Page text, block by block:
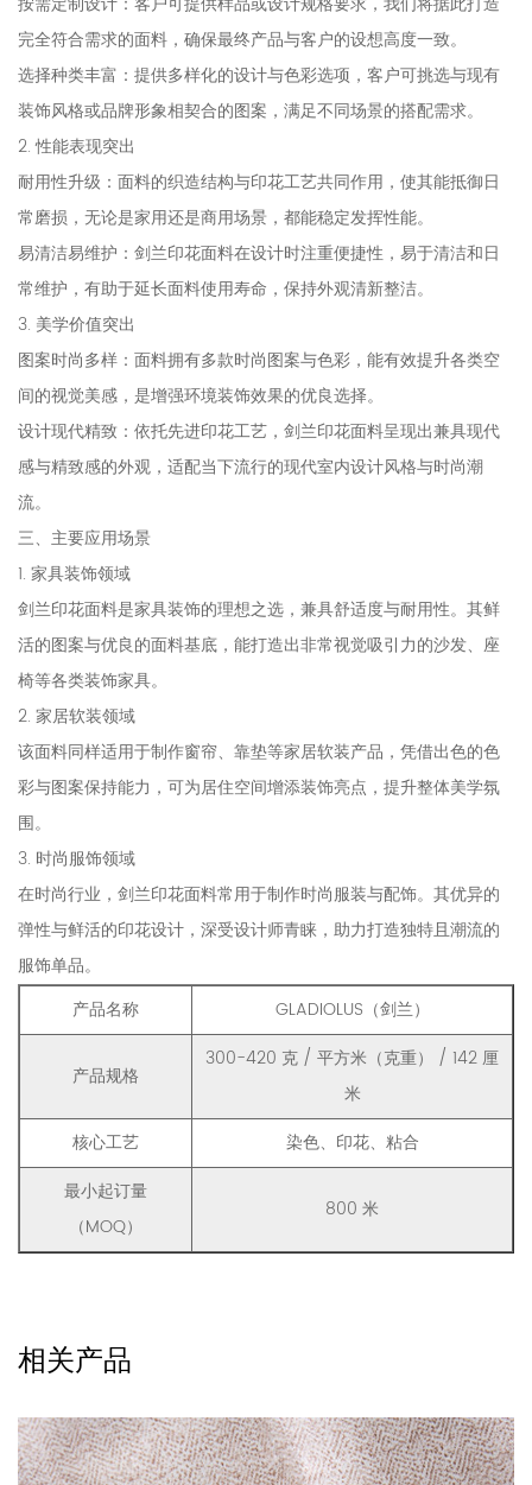
完全符合需求的面料，确保最终产品与客户的设想高度一致。
选择种类丰富：提供多样化的设计与色彩选项，客户可挑选与现有
装饰风格或品牌形象相契合的图案，满足不同场景的搭配需求。
2. 性能表现突出
耐用性升级：面料的织造结构与印花工艺共同作用，使其能抵御日
常磨损，无论是家用还是商用场景，都能稳定发挥性能。
易清洁易维护：剑兰印花面料在设计时注重便捷性，易于清洁和日
常维护，有助于延长面料使用寿命，保持外观清新整洁。
3. 美学价值突出
图案时尚多样：面料拥有多款时尚图案与色彩，能有效提升各类空
间的视觉美感，是增强环境装饰效果的优良选择。
设计现代精致：依托先进印花工艺，剑兰印花面料呈现出兼具现代
感与精致感的外观，适配当下流行的现代室内设计风格与时尚潮
流。
三、主要应用场景
1. 家具装饰领域
剑兰印花面料是家具装饰的理想之选，兼具舒适度与耐用性。其鲜
活的图案与优良的面料基底，能打造出非常视觉吸引力的沙发、座
椅等各类装饰家具。
2. 家居软装领域
该面料同样适用于制作窗帘、靠垫等家居软装产品，凭借出色的色
彩与图案保持能力，可为居住空间增添装饰亮点，提升整体美学氛
围。
3. 时尚服饰领域
在时尚行业，剑兰印花面料常用于制作时尚服装与配饰。其优异的
弹性与鲜活的印花设计，深受设计师青睐，助力打造独特且潮流的
服饰单品。
产品名称
GLADIOLUS（剑兰）
产品规格
300-420 克 / 平方米（克重） / 142 厘
米
核心工艺
染色、印花、粘合
最小起订量
（MOQ）
800 米
相关产品